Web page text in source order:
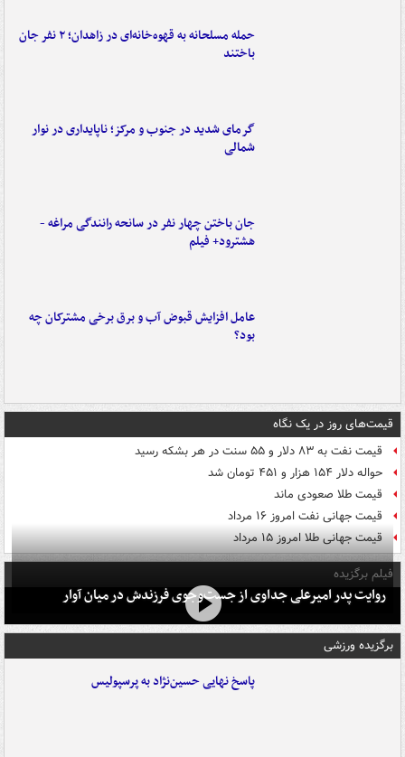
حمله مسلحانه به قهوه‌خانه‌ای در زاهدان؛ ۲ نفر جان
باختند
گرمای شدید در جنوب و مرکز؛ ناپایداری در نوار
شمالی
جان باختن چهار نفر در سانحه رانندگی مراغه -
هشترود+ فیلم
عامل افزایش قبوض آب و برق برخی مشترکان چه
بود؟
قیمت‌های روز در یک نگاه
قیمت نفت به ۸۳ دلار و ۵۵ سنت در هر بشکه رسید
حواله دلار ۱۵۴ هزار و ۴۵۱ تومان شد
قیمت طلا صعودی ماند
قیمت جهانی نفت امروز ۱۶ مرداد
قیمت جهانی طلا امروز ۱۵ مرداد
فیلم برگزیده
روایت پدر امیرعلی جداوی از جست‌وجوی فرزندش در میان آوار
برگزیده ورزشی
پاسخ نهایی حسین‌نژاد به پرسپولیس